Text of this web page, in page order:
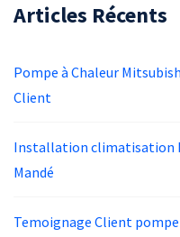
Articles Récents
Pompe à Chaleur
Client
Installation climatisation
Mandé
Temoignage Client